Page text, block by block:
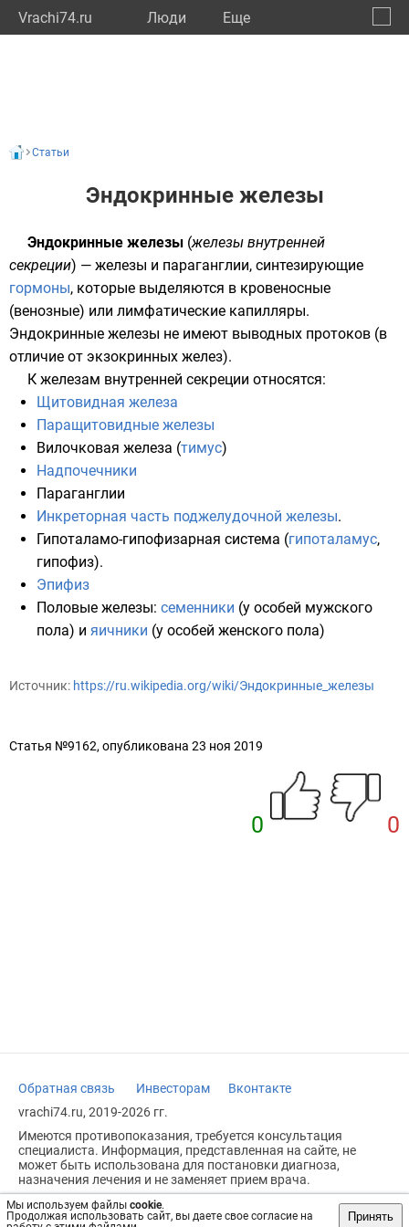
Vrachi74.ru Люди Eще
Мы используем файлы cookie.
Продолжая использовать сайт, вы даете свое согласие на
Принять
Статьи
Эндокринные железы
Эндокринные железы (железы внутренней
секреции) — железы и параганглии, синтезирующие
гормоны, которые выделяются в кровеносные
(венозные) или лимфатические капилляры.
Эндокринные железы не имеют выводных протоков (в
отличие от экзокринных желез).
К железам внутренней секреции относятся:
Щитовидная железа
Паращитовидные железы
Вилочковая железа (тимус)
Надпочечники
Параганглии
Инкреторная часть поджелудочной железы.
Гипоталамо-гипофизарная система (гипоталамус,
гипофиз).
Эпифиз
Половые железы: семенники (у особей мужского
пола) и яичники (у особей женского пола)
Источник: https://ru.wikipedia.org/wiki/Эндокринные_железы
Статья №9162, опубликована 23 ноя 2019
0 0
Обратная связь Инвесторам
Вконтакте
vrachi74.ru, 2019-2026 гг.
Имеются противопоказания, требуется консультация
специалиста. Информация, представленная на сайте, не
может быть использована для постановки диагноза,
назначения лечения и не заменяет прием врача.
Возрастное ограничение: 18+